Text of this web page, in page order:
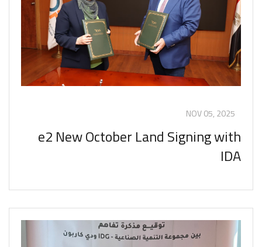
NOV 05, 2025
e2 New October Land Signing with
IDA